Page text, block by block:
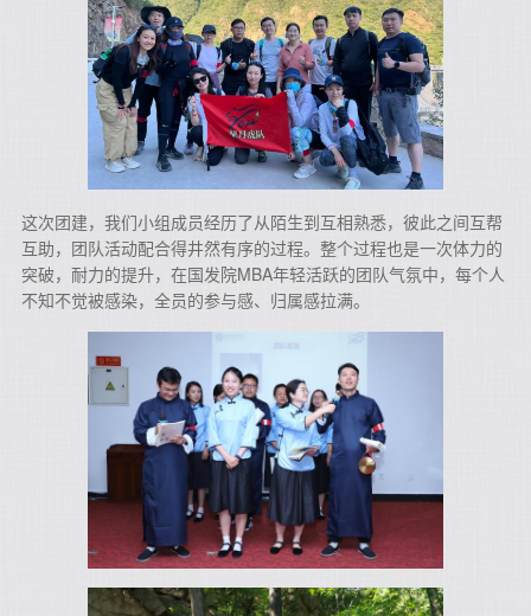
这次团建，我们小组成员经历了从陌生到互相熟悉，彼此之间互帮
互助，团队活动配合得井然有序的过程。整个过程也是一次体力的
突破，耐力的提升，在国发院MBA年轻活跃的团队气氛中，每个人
不知不觉被感染，全员的参与感、归属感拉满。